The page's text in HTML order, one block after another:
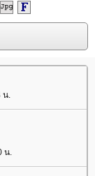
น.
น.